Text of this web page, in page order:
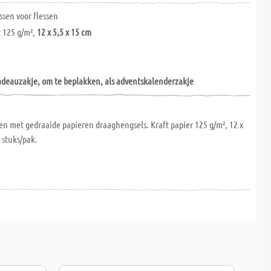
voor flessen
g/m², 12 x 5,5 x 15 cm
om te beplakken, als adventskalenderzakje
met gedraaide papieren draaghengsels. Kraft papier 125 g/m², 12 x
stuks/pak.